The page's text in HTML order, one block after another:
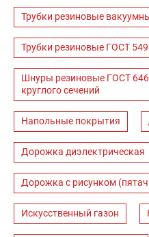
Трубки резиновые
Трубки резиновые ГОСТ
Шнуры резиновые ГОСТ
круглого сечений
Напольные покрытия
Дорожка диэлектрическая
Дорожка с рисунком
Искусственный газон